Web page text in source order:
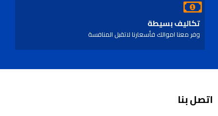
تكاليف بسيطة
وفر معنا اموالك فأسعارنا لاتقبل المنافسة
اتصل بنا